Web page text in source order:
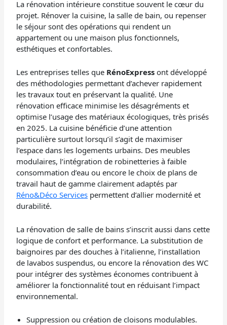
La rénovation intérieure constitue souvent le cœur du
projet. Rénover la cuisine, la salle de bain, ou repenser
le séjour sont des opérations qui rendent un
appartement ou une maison plus fonctionnels,
esthétiques et confortables.
Les entreprises telles que RénoExpress ont développé
des méthodologies permettant d’achever rapidement
les travaux tout en préservant la qualité. Une
rénovation efficace minimise les désagréments et
optimise l’usage des matériaux écologiques, très prisés
en 2025. La cuisine bénéficie d’une attention
particulière surtout lorsqu’il s’agit de maximiser
l’espace dans les logements urbains. Des meubles
modulaires, l’intégration de robinetteries à faible
consommation d’eau ou encore le choix de plans de
travail haut de gamme clairement adaptés par
Réno&Déco Services permettent d’allier modernité et
durabilité.
La rénovation de salle de bains s’inscrit aussi dans cette
logique de confort et performance. La substitution de
baignoires par des douches à l’italienne, l’installation
de lavabos suspendus, ou encore la rénovation des WC
pour intégrer des systèmes économes contribuent à
améliorer la fonctionnalité tout en réduisant l’impact
environnemental.
Suppression ou création de cloisons modulables.